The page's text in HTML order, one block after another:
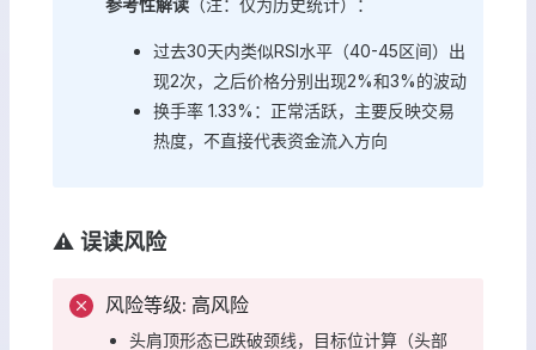
参考性解读 （注：仅为历史统计）：
过去30天内类似RSI水平（40-45区间）出
现2次，之后价格分别出现2%和3%的波动
换手率 1.33%：正常活跃，主要反映交易
热度，不直接代表资金流入方向
⚠️ 误读风险
风险等级: 高风险
头肩顶形态已跌破颈线，目标位计算（头部